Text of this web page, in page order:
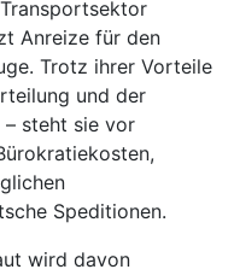
Anreize für den
Trotz ihrer Vorteile
und der
steht sie vor
Speditionen.
wird davon